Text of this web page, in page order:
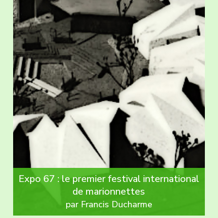
Expo 67 : le premier festival international
de marionnettes
par Francis Ducharme